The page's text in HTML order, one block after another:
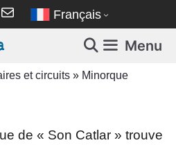
E-mail Français
Menu
et circuits » Minorque
de « Son Catlar » trouve